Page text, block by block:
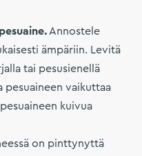
Annostele
ämpäriin. Levitä
tai pesusienellä
pesuaineen vaikuttaa
kuivua
on pinttynyttä